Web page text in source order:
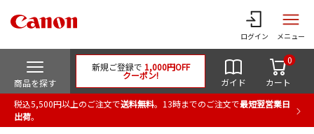
ログイン メニュー
商品を探す
新規ご登録で 1,000円OFF
クーポン!
ガイド カート
0
税込5,500円以上のご注文で送料無料。13時までのご注文で最短翌営業日
出荷。